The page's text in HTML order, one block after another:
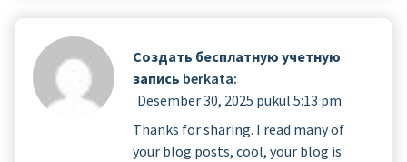
Создать бесплатную учетную
запись berkata:
Desember 30, 2025 pukul 5:13 pm
Thanks for sharing. I read many of
your blog posts, cool, your blog is